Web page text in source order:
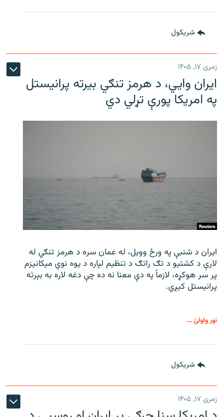
شريکول
زمری ۱۷, ۱۴۰۵
ایران وایي، د هرمز تنګي بیرته پرانیستل
په امریکا پورې تړلي دي
ایران د شنبې په ورځ وویل، له عمان سره د هرمز تنګي له
لارې د کشتیو د تګ راتګ د تنظیم لپاره د یوه نوي میکانیزم
پر سر هوکړه، لازماً په دې معنا نه ده چې دغه لاره به بېرته
پرانیستل کیږي.
نور ولولئ ...
شريکول
زمری ۱۷, ۱۴۰۵